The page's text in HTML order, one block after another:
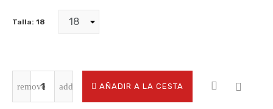
Talla: 18
AÑADIR A LA CESTA